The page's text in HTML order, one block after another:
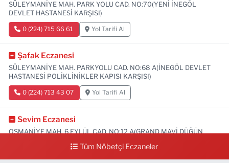
SÜLEYMANİYE MAH. PARK YOLU CAD. NO:70(YENİ İNEGÖL
DEVLET HASTANESİ KARŞISI)
0 (224) 715 66 61 Yol Tarifi Al
Şafak Eczanesi
SÜLEYMANİYE MAH. PARKYOLU CAD. NO:68 A(İNEGÖL DEVLET
HASTANESİ POLİKLİNİKLER KAPISI KARŞISI)
0 (224) 713 43 07 Yol Tarifi Al
Sevim Eczanesi
OSMANİYE MAH. 6 EYLÜL CAD. NO:12 A(GRAND MAVİ DÜĞÜN
Tüm Nöbetçi Eczaneler